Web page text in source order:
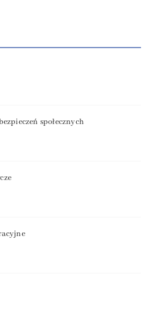
społecznych